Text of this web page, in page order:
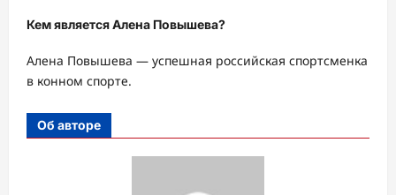
Кем является Алена Повышева?
Алена Повышева — успешная российская спортсменка
в конном спорте.
Об авторе